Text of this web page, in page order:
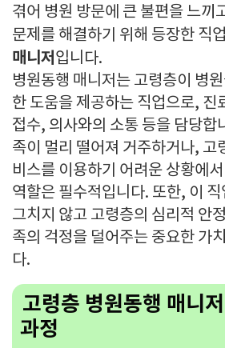
겪어 병원 방문에 큰 불편을 느끼
문제를 해결하기 위해 등장한 직
매니저 입니다.
병원동행 매니저는 고령층이 병
한 도움을 제공하는 직업으로, 진
접수, 의사와의 소통 등을 담당합
족이 멀리 떨어져 거주하거나, 고
비스를 이용하기 어려운 상황에
역할은 필수적입니다. 또한, 이 직
그치지 않고 고령층의 심리적 안
족의 걱정을 덜어주는 중요한 가
다.
고령층 병원동행 매니
과정